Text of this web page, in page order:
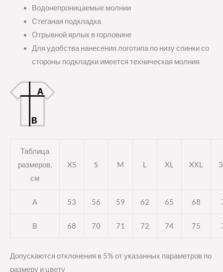
Водонепроницаемые молнии
Стеганая подкладка
Отрывной ярлык в горловине
Для удобства нанесения логотипа по низу спинки со
стороны подкладки имеется техническая молния
Таблица
размеров,
см
XS S M L XL XXL
A 53 56 59 62 65 68
B 68 70 71 72 74 75
Допускаются отклонения в 5% от указанных параметров по
размеру и цвету